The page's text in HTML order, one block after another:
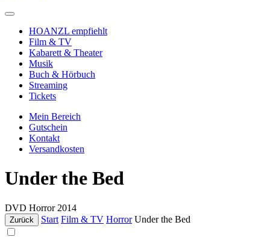
HOANZL empfiehlt
Film & TV
Kabarett & Theater
Musik
Buch & Hörbuch
Streaming
Tickets
Mein Bereich
Gutschein
Kontakt
Versandkosten
Under the Bed
DVD Horror 2014
Zurück Start Film & TV Horror Under the Bed